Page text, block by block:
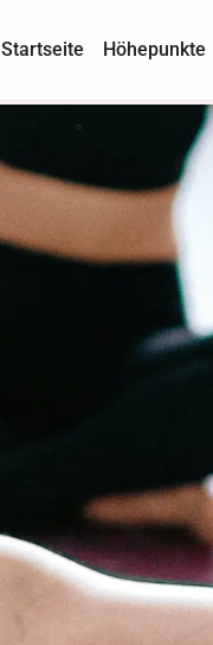
Startseite Höhepunkte